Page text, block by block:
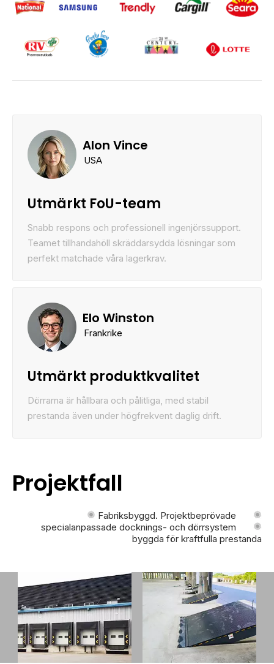
Alon Vince
USA
Utmärkt FoU-team
Snabb respons och professionell ingenjörssupport.
Teamet tillhandahöll skräddarsydda lösningar som
perfekt matchade våra lagerkrav.
Elo Winston
Frankrike
Utmärkt produktkvalitet
Dörrarna är hållbara och pålitliga, med stabil
prestanda även under högfrekvent daglig drift.
Projektfall
Fabriksbyggd. Projektbeprövade
specialanpassade docknings- och dörrsystem
byggda för kraftfulla prestanda